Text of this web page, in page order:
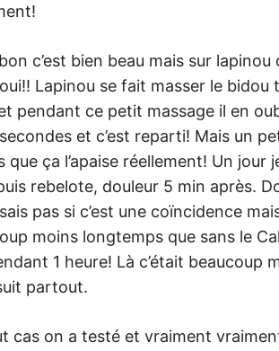
c’est bien beau mais sur
Lapinou se fait masser le bidou
pendant ce petit massage il en
et c’est reparti! Mais un
que ça l’apaise réellement! Un jour
rebelote, douleur 5 min après.
pas si c’est une coïncidence
moins longtemps que sans le
1 heure! Là c’était beaucoup
partout.
cas on a testé et vraiment